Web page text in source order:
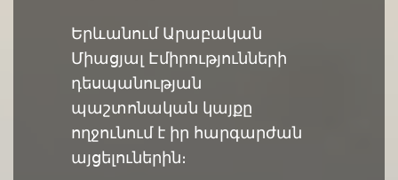
Երևանում Արաբական
Միացյալ Էմիրությունների
դեսպանության
պաշտոնական կայքը
ողջունում է իր հարգարժան
այցելուներին։